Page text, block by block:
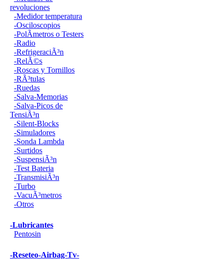
revoluciones
-Medidor temperatura
-Osciloscopios
-PolÃ­metros o Testers
-Radio
-RefrigeraciÃ³n
-RelÃ©s
-Roscas y Tornillos
-RÃ³tulas
-Ruedas
-Salva-Memorias
-Salva-Picos de
TensiÃ³n
-Silent-Blocks
-Simuladores
-Sonda Lambda
-Surtidos
-SuspensiÃ³n
-Test Bateria
-TransmisiÃ³n
-Turbo
-VacuÃ³metros
-Otros
-Lubricantes
Pentosin
-Reseteo-Airbag-Tv-